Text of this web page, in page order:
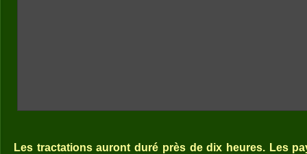
Les tractations auront duré près de dix heures. Les